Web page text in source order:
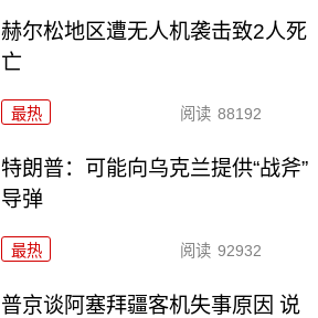
赫尔松地区遭无人机袭击致2人死
亡
最热 阅读 88192
特朗普：可能向乌克兰提供“战斧”
导弹
最热 阅读 92932
普京谈阿塞拜疆客机失事原因 说